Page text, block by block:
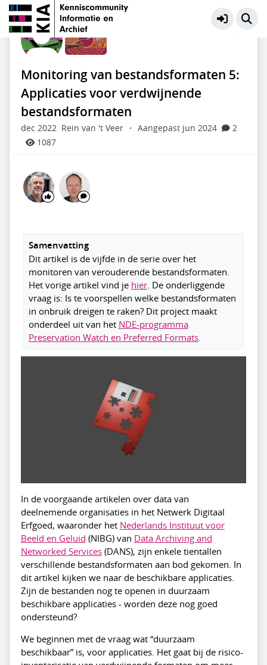
Preservation Digitaal Erfgoed
Monitoring van bestandsformaten 5:
Applicaties voor verdwijnende
bestandsformaten
dec 2022 Rein van 't Veer · Aangepast jun 2024
2
1087
Samenvatting
Dit artikel is de vijfde in de serie over het
monitoren van verouderende bestandsformaten.
Het vorige artikel vind je hier. De onderliggende
vraag is: Is te voorspellen welke bestandsformaten
in onbruik dreigen te raken? Dit project maakt
onderdeel uit van het NDE-programma
Preservation Watch en Preferred Formats.
In de voorgaande artikelen over data van
deelnemende organisaties in het Netwerk Digitaal
Erfgoed, waaronder het Nederlands Instituut voor
Beeld en Geluid (NIBG) van Data Archiving and
Networked Services(DANS), zijn enkele tientallen
verschillende bestandsformaten aan bod gekomen. In
dit artikel kijken we naar de beschikbare applicaties.
Zijn de bestanden nog te openen in duurzaam
beschikbare applicaties - worden deze nog goed
ondersteund?
We beginnen met de vraag wat “duurzaam
beschikbaar” is, voor applicaties. Het gaat bij de risico-